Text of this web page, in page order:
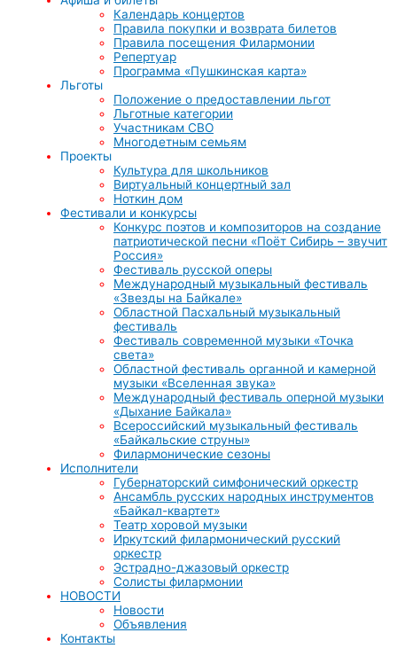
Календарь концертов
Правила покупки и возврата билетов
Правила посещения Филармонии
Репертуар
Программа «Пушкинская карта»
Льготы
Положение о предоставлении льгот
Льготные категории
Участникам СВО
Многодетным семьям
Проекты
Культура для школьников
Виртуальный концертный зал
Ноткин дом
Фестивали и конкурсы
Конкурс поэтов и композиторов на создание
патриотической песни «Поёт Сибирь – звучит
Россия»
Фестиваль русской оперы
Международный музыкальный фестиваль
«Звезды на Байкале»
Областной Пасхальный музыкальный
фестиваль
Фестиваль современной музыки «Точка
света»
Областной фестиваль органной и камерной
музыки «Вселенная звука»
Международный фестиваль оперной музыки
«Дыхание Байкала»
Всероссийский музыкальный фестиваль
«Байкальские струны»
Филармонические сезоны
Исполнители
Губернаторский симфонический оркестр
Ансамбль русских народных инструментов
«Байкал-квартет»
Театр хоровой музыки
Иркутский филармонический русский
оркестр
Эстрадно-джазовый оркестр
Солисты филармонии
НОВОСТИ
Новости
Объявления
Контакты